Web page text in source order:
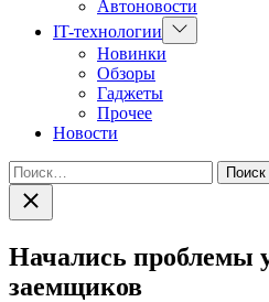
Автоновости
IT-технологии
Показать
подменю
Новинки
Обзоры
Гаджеты
Прочее
Новости
Найти:
Закрыть
поиск
Начались проблемы
заемщиков